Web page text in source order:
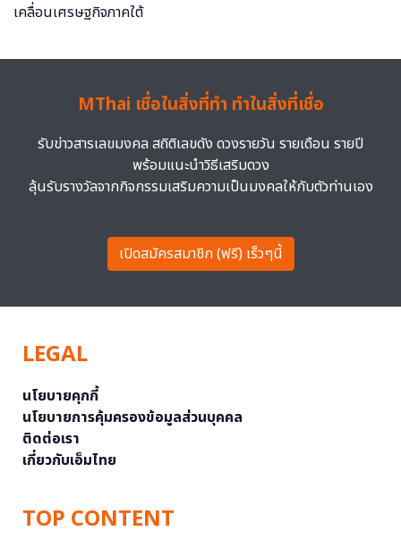
MThai เชื่อในสิ่งที่ทำ ทำในสิ่งที่เชื่อ
รับข่าวสารเลขมงคล สถิติเลขดัง ดวงรายวัน รายเดือน รายปี
พร้อมแนะนำวิธีเสริมดวง
ลุ้นรับรางวัลจากกิจกรรมเสริมความเป็นมงคลให้กับตัวท่านเอง
เปิดสมัครสมาชิก (ฟรี) เร็วๆนี้
LEGAL
นโยบายคุกกี้
นโยบายการคุ้มครองข้อมูลส่วนบุคคล
ติดต่อเรา
เกี่ยวกับเอ็มไทย
TOP CONTENT